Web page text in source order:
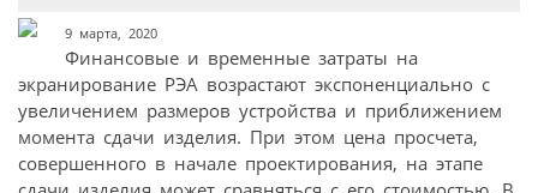
9 марта, 2020
Финансовые и временные затраты на
экранирование РЭА возрастают экспоненциально с
увеличением размеров устройства и приближением
момента сдачи изделия. При этом цена просчета,
совершенного в начале проектирования, на этапе